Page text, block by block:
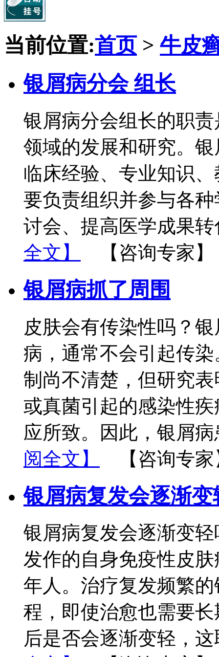
当前位置:首页> 牛皮
银屑病分会 组长
银屑病分会组长的职
领域的发展和研究。
临床经验、专业知识
要负责组织并参与各
讨会、提高医学成果
全文】
【咨询专家】
银屑病抓了周围
皮肤会有传染性吗？
病，通常不会引起传
制尚不清楚，但研究
或真菌引起的感染性
应所致。因此，银屑
阅全文】
【咨询专
银屑病复发会逐渐变
银屑病复发会逐渐变
发作的自身免疫性皮
年人。治疗复发频繁
程，即使治愈也需要
后是否会逐渐变轻，